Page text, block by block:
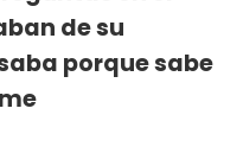
de su
porque sabe